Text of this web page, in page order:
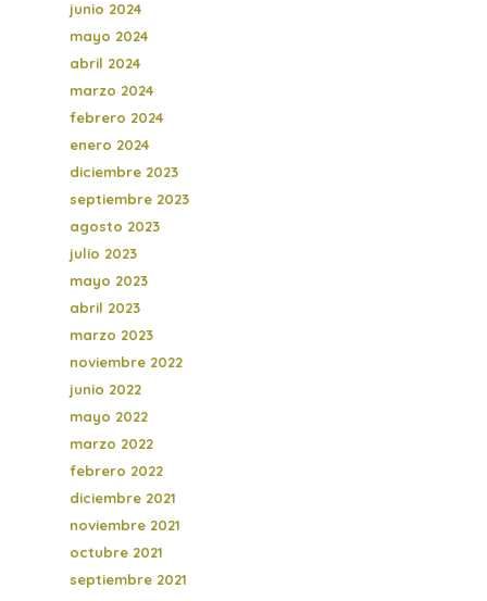
junio 2024
mayo 2024
abril 2024
marzo 2024
febrero 2024
enero 2024
diciembre 2023
septiembre 2023
agosto 2023
julio 2023
mayo 2023
abril 2023
marzo 2023
noviembre 2022
junio 2022
mayo 2022
marzo 2022
febrero 2022
diciembre 2021
noviembre 2021
octubre 2021
septiembre 2021